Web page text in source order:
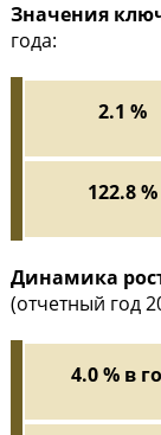
Значения
года:
2.1 %
122.8 %
Динамика
(отчетный год
4.0 % в